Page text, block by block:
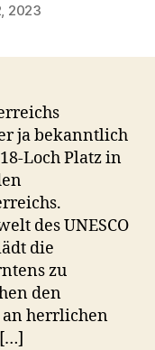
2023
ja bekanntlich
Loch Platz in
des UNESCO
die
zu
den
an herrlichen